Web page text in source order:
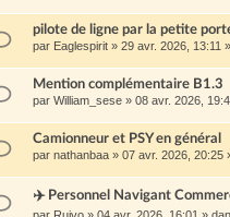
pilote de ligne par la petite
par Eaglespirit » 29 avr. 2026, 13:11
Mention complémentaire B1.3
par William_sese » 08 avr. 2026,
Camionneur et PSY en général
par nathanbaa » 07 avr. 2026, 20:25
✈️ Personnel Navigant
par Ruivo » 04 avr. 2026, 16:01 »